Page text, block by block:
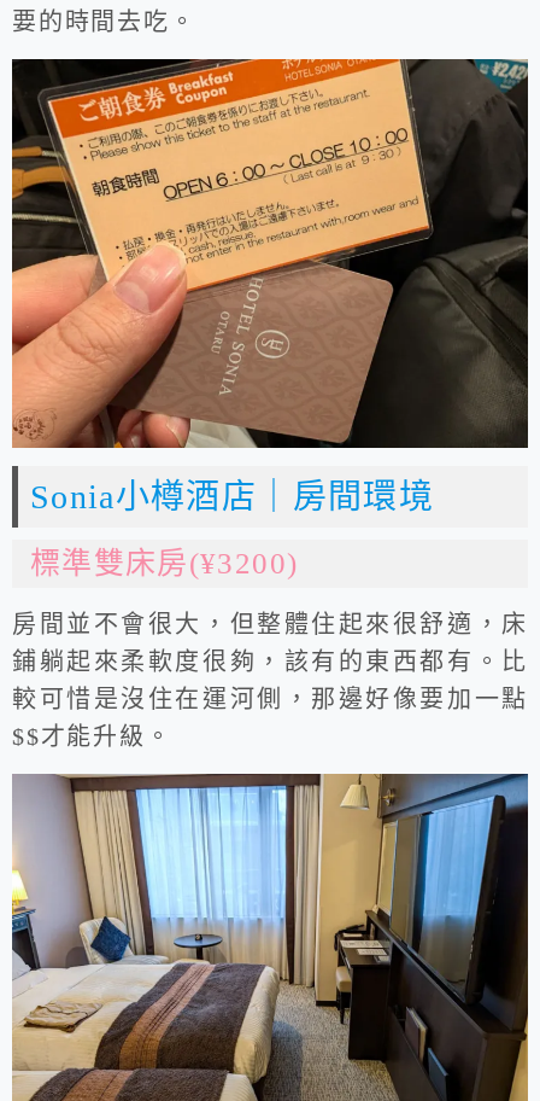
要的時間去吃。
Sonia小樽酒店｜房間環境
標準雙床房(¥3200)
房間並不會很大，但整體住起來很舒適，床
鋪躺起來柔軟度很夠，該有的東西都有。比
較可惜是沒住在運河側，那邊好像要加一點
$$才能升級。